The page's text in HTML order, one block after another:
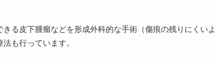
る皮下腫瘤などを形成外科的な手術（傷痕の残りにくいよ
も行っています。